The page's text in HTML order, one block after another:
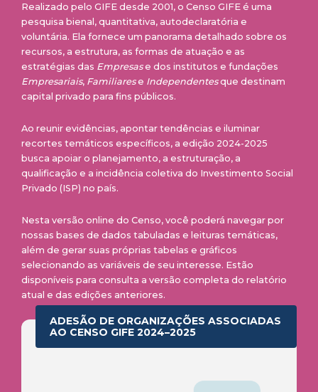
Realizado pelo GIFE desde 2001, o Censo GIFE é uma
pesquisa bienal, quantitativa, autodeclaratória e
voluntária. Ela fornece um panorama detalhado sobre os
recursos, a estrutura, as formas de atuação e as
estratégias das Empresase dos institutos e fundações
Empresariais, Familiarese Independentesque destinam
capital privado para fins públicos.
Ao reunir evidências, apontar tendências e iluminar
recortes temáticos específicos, a edição 2024-2025
busca apoiar o planejamento, a estruturação, a
qualificação e a incidência coletiva do Investimento Social
Privado (ISP) no país.
Nesta versão online do Censo, você poderá navegar por
nossas bases de dados tabuladas e leituras temáticas,
além de gerar suas próprias tabelas e gráficos
selecionando as variáveis de seu interesse. Estão
disponíveis para consulta a versão completa do relatório
atual e das edições anteriores.
ADESÃO DE ORGANIZAÇÕES ASSOCIADAS
AO CENSO GIFE 2024–2025